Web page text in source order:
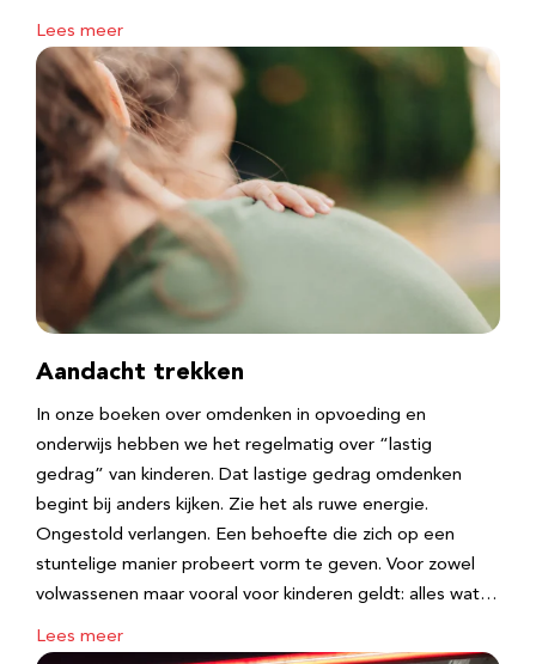
Lees meer
Aandacht trekken
In onze boeken over omdenken in opvoeding en
onderwijs hebben we het regelmatig over “lastig
gedrag” van kinderen. Dat lastige gedrag omdenken
begint bij anders kijken. Zie het als ruwe energie.
Ongestold verlangen. Een behoefte die zich op een
stuntelige manier probeert vorm te geven. Voor zowel
volwassenen maar vooral voor kinderen geldt: alles wat…
Lees meer